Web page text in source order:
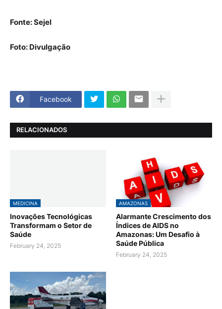
Fonte: Sejel
Foto: Divulgação
Facebook
RELACIONADOS
MEDICINA
Inovações Tecnológicas
Transformam o Setor de
Saúde
February 24, 2025
AMAZONAS
Alarmante Crescimento dos
Índices de AIDS no
Amazonas: Um Desafio à
Saúde Pública
February 24, 2025